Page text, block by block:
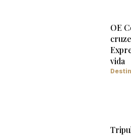
OE
vida